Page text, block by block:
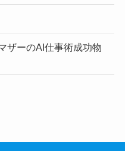
ザーのAI仕事術成功物